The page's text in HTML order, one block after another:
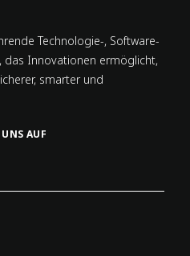
Technologie-, Software-
Innovationen ermöglicht,
smarter und
AUF